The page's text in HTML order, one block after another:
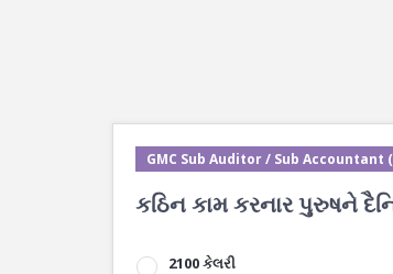
GMC Sub Auditor / Sub Accountant
કઠિન કામ કરનાર પુરુષને
2100 કેલરી